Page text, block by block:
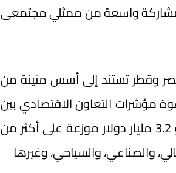
وبمشاركة واسعة من ممثلي مجتمعى
مصر وقطر تستند إلى أسس متينة من
مؤشرات التعاون الاقتصادي بين
البلدين، حيث بلغ حجم الاستثمارات القطرية في مصر نحو 3.2 مليار دولار موزعة على أكثر من